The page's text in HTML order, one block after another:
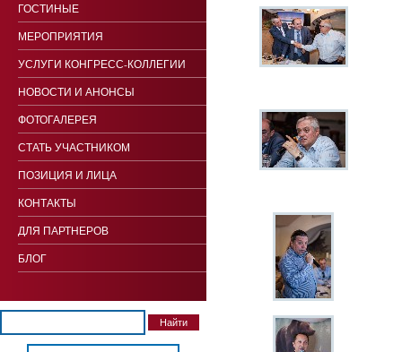
ГОСТИНЫЕ
МЕРОПРИЯТИЯ
УСЛУГИ КОНГРЕСС-КОЛЛЕГИИ
НОВОСТИ И АНОНСЫ
ФОТОГАЛЕРЕЯ
СТАТЬ УЧАСТНИКОМ
ПОЗИЦИЯ И ЛИЦА
КОНТАКТЫ
ДЛЯ ПАРТНЕРОВ
БЛОГ